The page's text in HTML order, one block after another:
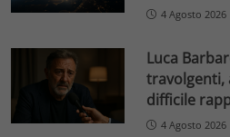
4 Agosto 2026
Luca
travolgenti,
difficile
4 Agosto 2026